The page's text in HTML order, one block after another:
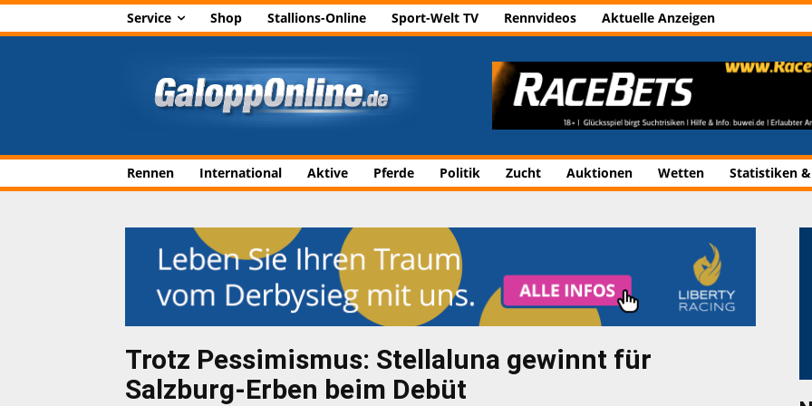
Service Shop Stallions-Online Sport-Welt TV Rennvideos Aktuelle Anzeigen
Rennen International Aktive Pferde Politik Zucht Auktionen Wetten Statistiken
Trotz Pessimismus: Stellaluna gewinnt für
Salzburg-Erben beim Debüt